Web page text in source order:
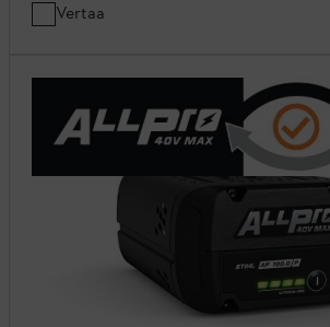
Vertaa